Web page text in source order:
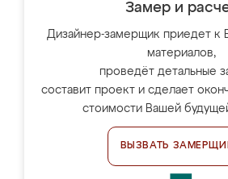
Замер и
Дизайнер-замерщик приедет к
материалов,
проведёт детальные
составит проект и сделает
стоимости Вашей
ВЫЗВАТЬ